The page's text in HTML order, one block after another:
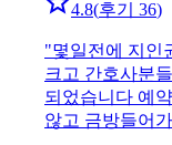
4.8(후기 36)
"몇일전에 지인
크고 간호사분
되었습니다 예
않고 금방들어